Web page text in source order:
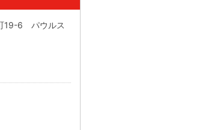
19-6 パウルス